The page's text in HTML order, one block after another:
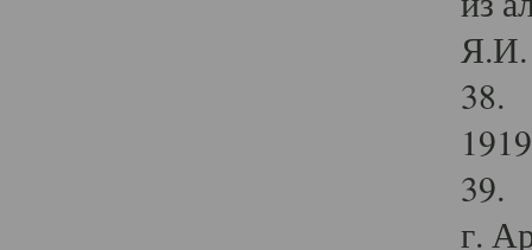
Я.И.
38.
39.
г.